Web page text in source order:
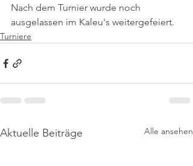
Nach dem Turnier wurde noch
ausgelassen im Kaleu's weitergefeiert.
Turniere
Aktuelle Beiträge Alle ansehen